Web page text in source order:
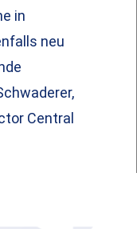
in
neu
Central